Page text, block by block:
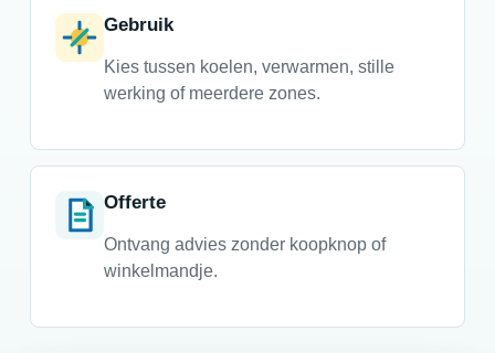
Gebruik
Kies tussen koelen, verwarmen, stille
werking of meerdere zones.
Offerte
Ontvang advies zonder koopknop of
winkelmandje.